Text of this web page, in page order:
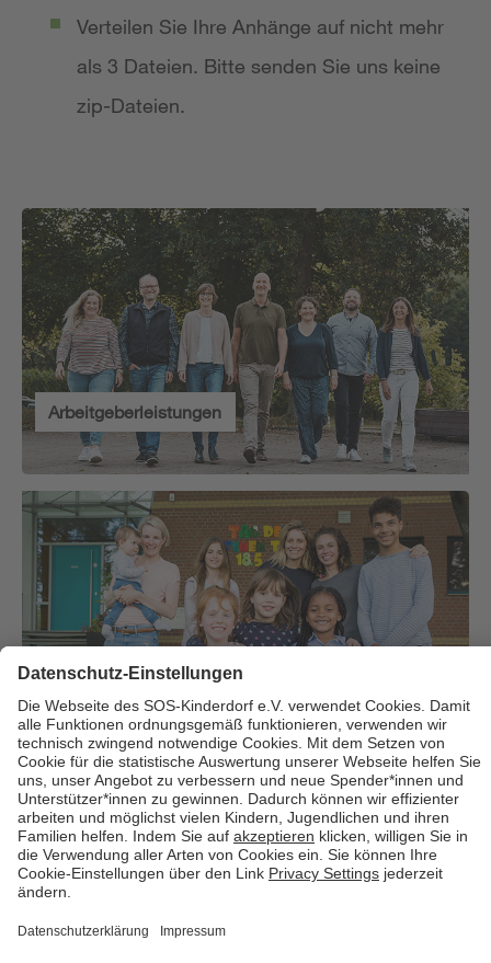
Verteilen Sie Ihre Anhänge auf nicht mehr
als 3 Dateien. Bitte senden Sie uns keine
zip-Dateien.
Arbeitgeberleistungen